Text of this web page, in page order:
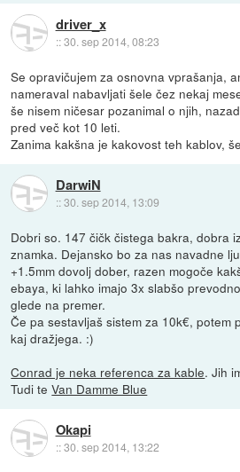
driver_x
::30. sep 2014, 08:23
Se opravičujem za osnovna vprašanja,
nameraval nabavljati šele čez nekaj
še nisem ničesar pozanimal o njih,
pred več kot 10 leti.
Zanima kakšna je kakovost teh kablov,
DarwiN
::30. sep 2014, 13:09
Dobri so. 147 čičk čistega bakra, dobra
znamka. Dejansko bo za nas navadne
+1.5mm dovolj dober, razen mogoče
ebaya, ki lahko imajo 3x slabšo
glede na premer.
Če pa sestavljaš sistem za 10k€, potem
kaj dražjega. :)
Conrad je neka referenca za kable. Jih
Tudi teVan Damme Blue
Okapi
::30. sep 2014, 13:22